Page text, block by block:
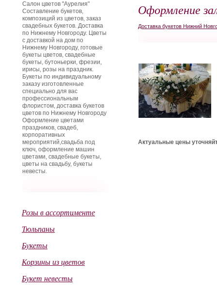
Оформление
Доставка букетов Нижний
Актуальные цены
Салон цветов "Аурелия"
Составление букетов,
композиций из цветов, заказ
свадебных букетов. Доставка
по Нижнему Новгороду. Цветы
с доставкой на дом по
Нижнему Новгороду, готовые
букеты цветов, свадебные
букеты, бутоньерки, фрезии,
ирисы, розы на праздник.
Букеты по индивидуальному
заказу изготовленные
специально для вас
профессиональным
флористом, доставка букетов
цветов по Нижнему Новгороду
Оформление цветами
праздников, свадеб,
корпоративных
мероприятий,свадьба под
ключ, оформление машин
цветами, свадебные букеты,
цветы на свадьбу, букеты
невесты.
Розы в ассортименте
Тюльпаны
Букеты
Корзины из цветов
Букет невесты